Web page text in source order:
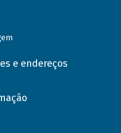
e endereços